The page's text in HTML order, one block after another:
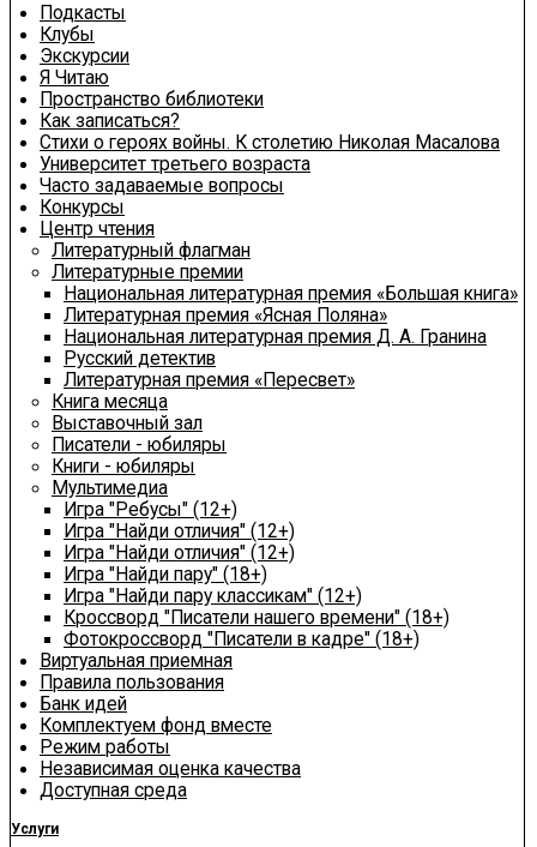
Подкасты
Клубы
Экскурсии
Я Читаю
Пространство библиотеки
Как записаться?
Стихи о героях войны. К столетию Николая Масалова
Университет третьего возраста
Часто задаваемые вопросы
Конкурсы
Центр чтения
Литературный флагман
Литературные премии
Национальная литературная премия «Большая книга»
Литературная премия «Ясная Поляна»
Национальная литературная премия Д. А. Гранина
Русский детектив
Литературная премия «Пересвет»
Книга месяца
Выставочный зал
Писатели - юбиляры
Книги - юбиляры
Мультимедиа
Игра "Ребусы" (12+)
Игра "Найди отличия" (12+)
Игра "Найди отличия" (12+)
Игра "Найди пару" (18+)
Игра "Найди пару классикам" (12+)
Кроссворд "Писатели нашего времени" (18+)
Фотокроссворд "Писатели в кадре" (18+)
Виртуальная приемная
Правила пользования
Банк идей
Комплектуем фонд вместе
Режим работы
Независимая оценка качества
Доступная среда
Услуги